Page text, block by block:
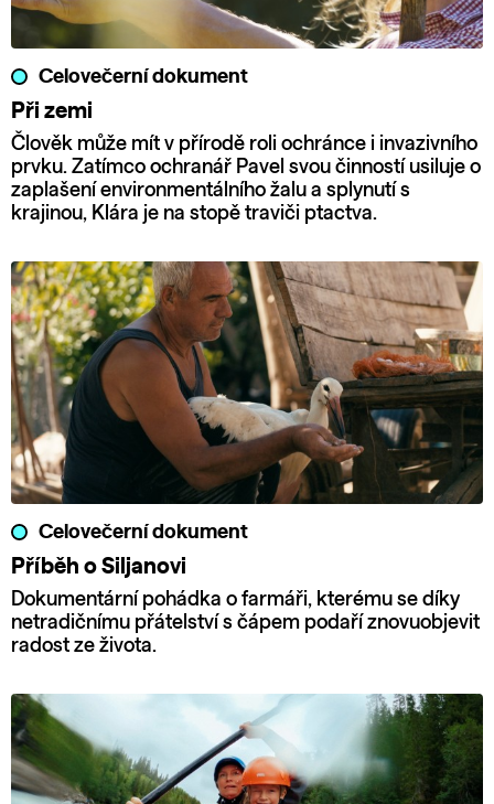
Celovečerní dokument
Při zemi
Člověk může mít v přírodě roli ochránce i invazivního
prvku. Zatímco ochranář Pavel svou činností usiluje o
zaplašení environmentálního žalu a splynutí s
krajinou, Klára je na stopě traviči ptactva.
Celovečerní dokument
Příběh o Siljanovi
Dokumentární pohádka o farmáři, kterému se díky
netradičnímu přátelství s čápem podaří znovuobjevit
radost ze života.